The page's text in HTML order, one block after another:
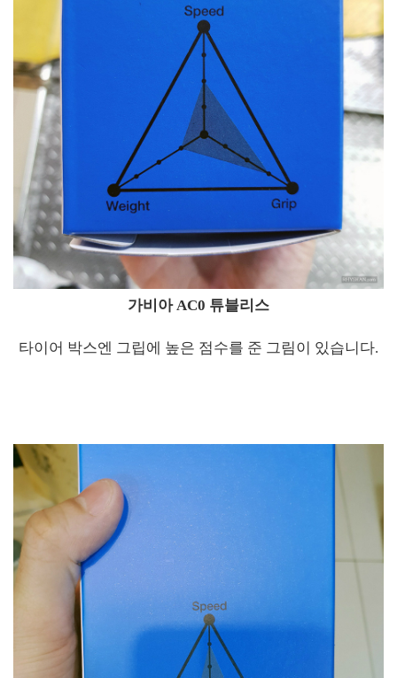
가비아 AC0 튜블리스
타이어 박스엔 그립에 높은 점수를 준 그림이 있습니다.